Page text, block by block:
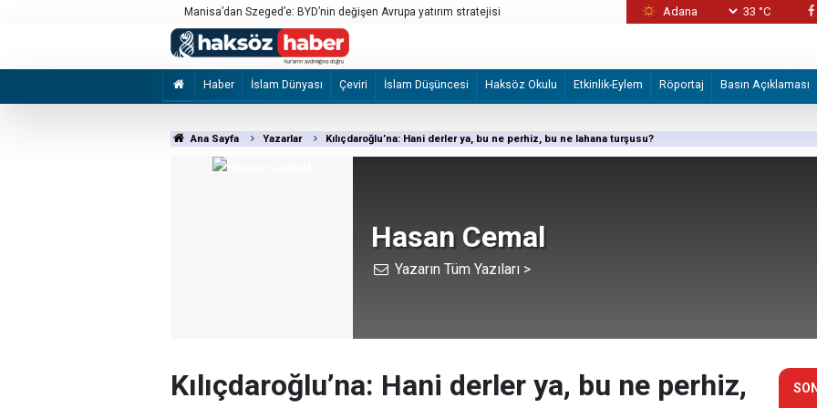
Manisa’dan Szeged’e: BYD’nin değişen Avrupa yatırım stratejisi Katiller önce canlı kalkan olarak kullandı
33 °C
Haber İslam Dünyası Çeviri İslam Düşüncesi Haksöz Okulu Etkinlik-Eylem Röportaj Basın Açıklaması
Ana Sayfa Yazarlar Kılıçdaroğlu’na: Hani derler ya, bu ne perhiz, bu ne lahana turşusu?
Hasan Cemal
Yazarın Tüm Yazıları >
Kılıçdaroğlu’na: Hani derler ya, bu ne perhiz,